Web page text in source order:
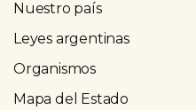
Nuestro país
Leyes argentinas
Organismos
Mapa del Estado